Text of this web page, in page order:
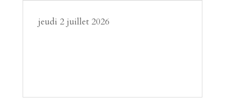
jeudi 2 juillet 2026